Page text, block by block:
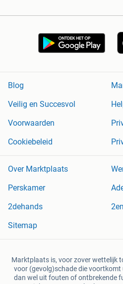
Blog
Veilig en Succesvol
Voorwaarden
Cookiebeleid
Over Marktplaats
Perskamer
2dehands
Sitemap
Marktplaats is, voor zover wettelijk
voor (gevolg)schade die voortkomt
dan wel uit fouten of ontbrekende